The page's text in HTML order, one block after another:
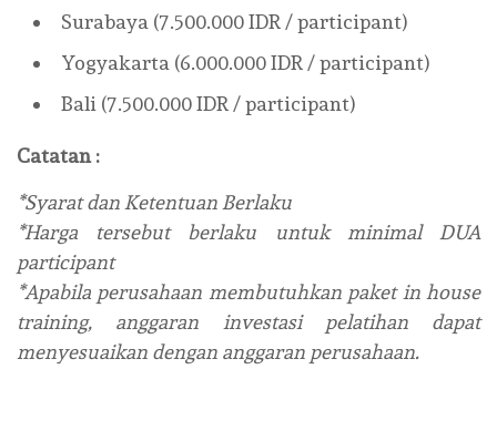
Surabaya (7.500.000 IDR / participant)
Yogyakarta (6.000.000 IDR / participant)
Bali (7.500.000 IDR / participant)
Catatan :
*Syarat dan Ketentuan Berlaku
*Harga tersebut berlaku untuk minimal DUA
participant
*Apabila perusahaan membutuhkan paket in house
training, anggaran investasi pelatihan dapat
menyesuaikan dengan anggaran perusahaan.